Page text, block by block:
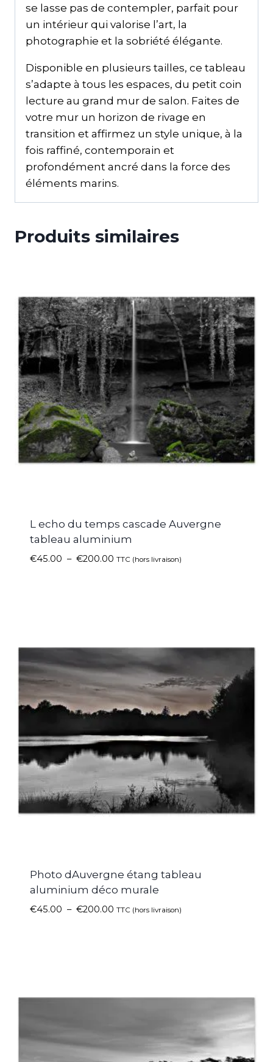
se lasse pas de contempler, parfait pour
un intérieur qui valorise l’art, la
photographie et la sobriété élégante.
Disponible en plusieurs tailles, ce tableau
s’adapte à tous les espaces, du petit coin
lecture au grand mur de salon. Faites de
votre mur un horizon de rivage en
transition et affirmez un style unique, à la
fois raffiné, contemporain et
profondément ancré dans la force des
éléments marins.
Produits similaires
L echo du temps cascade Auvergne
tableau aluminium
€45.00 – €200.00 TTC (hors livraison)
Photo dAuvergne étang tableau
aluminium déco murale
€45.00 – €200.00 TTC (hors livraison)